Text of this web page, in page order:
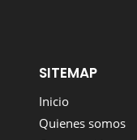
SITEMAP
Inicio
Quienes somos